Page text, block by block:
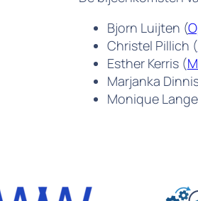
Bjorn Luijten (
Christel Pillich (
Esther Kerris (
Marjanka
Monique